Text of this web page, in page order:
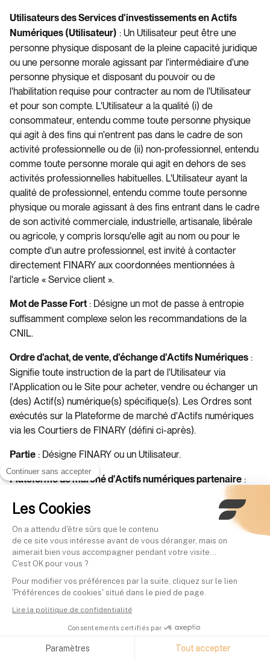
Continuer sans accepter
Les Cookies
On a attendu d'être sûrs que le contenu
de ce site vous intéresse avant de vous déranger, mais on
aimerait bien vous accompagner pendant votre visite...
C'est OK pour vous ?
Pour modifier vos préférences par la suite, cliquez sur le lien
'Préférences de cookies' situé dans le pied de page.
Lire la politique de confidentialité
Consentements certifiés par
Paramètres Tout accepter
Utilisateurs des Services d'investissements en Actifs
Numériques (Utilisateur) : Un Utilisateur peut être une
personne physique disposant de la pleine capacité juridique
ou une personne morale agissant par l'intermédiaire d'une
personne physique et disposant du pouvoir ou de
l'habilitation requise pour contracter au nom de l'Utilisateur
et pour son compte. L'Utilisateur a la qualité (i) de
consommateur, entendu comme toute personne physique
qui agit à des fins qui n'entrent pas dans le cadre de son
activité professionnelle ou de (ii) non-professionnel, entendu
comme toute personne morale qui agit en dehors de ses
activités professionnelles habituelles. L'Utilisateur ayant la
qualité de professionnel, entendu comme toute personne
physique ou morale agissant à des fins entrant dans le cadre
de son activité commerciale, industrielle, artisanale, libérale
ou agricole, y compris lorsqu'elle agit au nom ou pour le
compte d'un autre professionnel, est invité à contacter
directement FINARY aux coordonnées mentionnées à
l'article « Service client ».
Mot de Passe Fort : Désigne un mot de passe à entropie
suffisamment complexe selon les recommandations de la
CNIL.
Ordre d'achat, de vente, d'échange d'Actifs Numériques :
Signifie toute instruction de la part de l'Utilisateur via
l'Application ou le Site pour acheter, vendre ou échanger un
(des) Actif(s) numérique(s) spécifique(s). Les Ordres sont
exécutés sur la Plateforme de marché d'Actifs numériques
via les Courtiers de FINARY (défini ci-après).
Partie : Désigne FINARY ou un Utilisateur.
Plateforme de marché d'Actifs numériques partenaire :
Signifie toute plateforme de marché d'Actifs numériques sur
lesquelles les Actifs numériques des Utilisateurs sont
acquis, vendus ou échangés par les Courtiers de FINARY.
Plateforme
: Désigne la Plateforme créée par FINARY,
accessible par l'Application ou le Site, permettant à
l'Utilisateur d'accéder aux Services fournis par FINARY.
par un Utilisateur sur son Compte crypto à la suite de
l'exécution d'un Ordre, dont la clôture correspond à la vente
ou à l'échange de cet Actif Numérique.